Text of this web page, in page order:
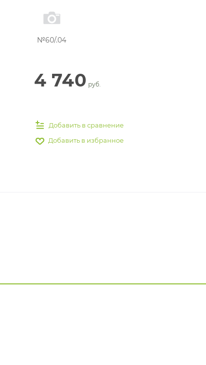
№60/.04
4 740 руб.
Добавить в сравнение
Добавить в избранное